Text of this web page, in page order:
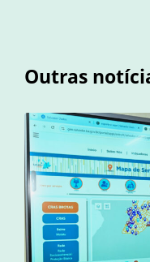
Outras